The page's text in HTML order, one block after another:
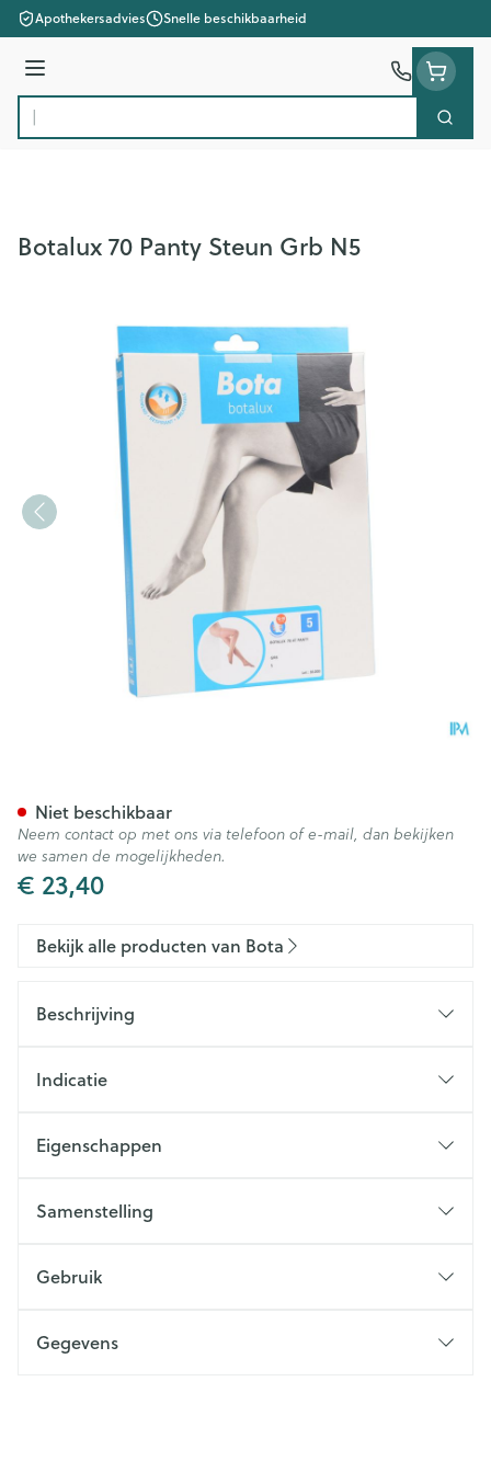
Ga naar de inhoud
Apothekersadvies Snelle beschikbaarheid
Menu
Product, merk, categorie...
Zoek
Botalux 70 Panty Steun Grb N5
€ 23,40
Niet beschikbaar
Neem contact op met ons via telefoon of e-mail, dan bekijken
we samen de mogelijkheden.
Bekijk alle producten van Bota
Beschrijving
Indicatie
Eigenschappen
Samenstelling
Gebruik
Gegevens